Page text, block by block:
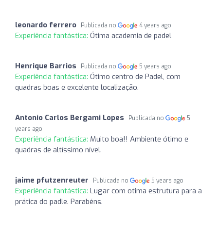
leonardo ferrero Publicada no 4 years ago
Experiência fantástica: Ótima academia de padel
Henrique Barrios Publicada no 5 years ago
Experiência fantástica: Ótimo centro de Padel, com
quadras boas e excelente localização.
Antonio Carlos Bergami Lopes Publicada no
5
years ago
Experiência fantástica: Muito boa!! Ambiente ótimo e
quadras de altíssimo nível.
jaime pfutzenreuter Publicada no 5 years ago
Experiência fantástica: Lugar com otima estrutura para a
prática do padle. Parabéns.